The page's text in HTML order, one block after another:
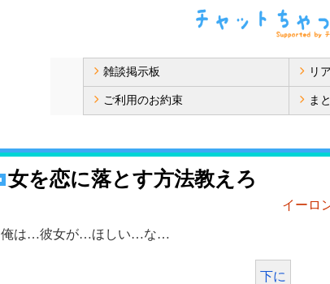
雑談掲示板 リ
ご利用のお約束 ま
女を恋に落とす方法教えろ
イーロ
俺は…彼女が…ほしい…な…
下に